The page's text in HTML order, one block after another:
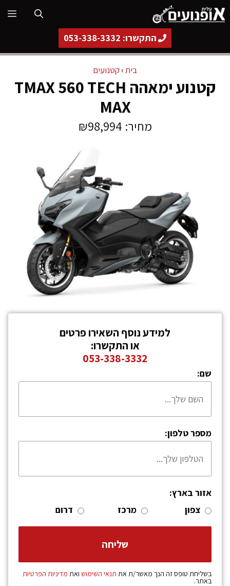
לדלג
לתוכן
התקשרו: 053-338-3332
בית›קטנועים
קטנוע ימאהה TMAX 560 TECH
MAX
מחיר: ₪98,994
למידע נוסף השאירו פרטים
או התקשרו:
053-338-3332
שם:
מספר טלפון:
אזור בארץ:
צפון
מרכז דרום
בשליחת טופס זה הנך מאשר/ת את תנאי השימוש ואת מדיניות הפרטיות
באתר.